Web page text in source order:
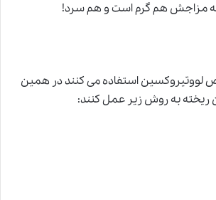
مزاجش هم گرم است و هم سرد!
لووتیروکسین استفاده می کنند در همین
به روش زیر عمل کنند: